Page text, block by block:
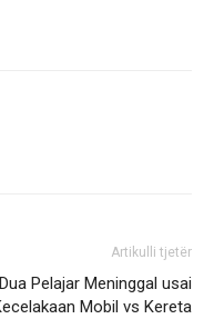
Artikulli tjetër
Dua Pelajar Meninggal usai
Mobil vs Kereta